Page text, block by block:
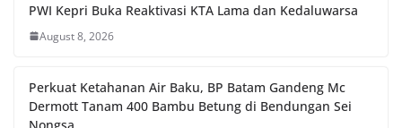
PWI Kepri Buka Reaktivasi KTA Lama dan Kedaluwarsa
August 8, 2026
Perkuat Ketahanan Air Baku, BP Batam Gandeng Mc
Dermott Tanam 400 Bambu Betung di Bendungan Sei